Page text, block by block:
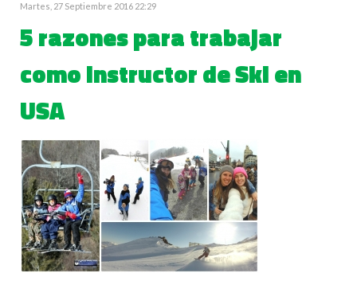
Martes, 27 Septiembre 2016 22:29
5 razones para trabajar
como Instructor de Ski en
USA